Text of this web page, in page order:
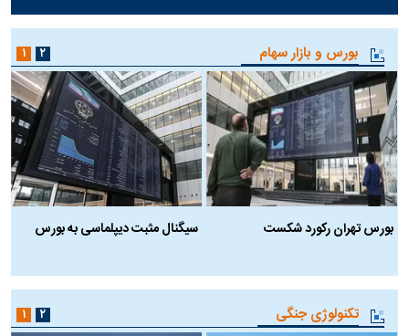
بورس و بازار سهام
بورس تهران رکورد شکست
سیگنال مثبت دیپلماسی به بورس
۱ ۲
تکنولوژی جنگی ۱ ۲